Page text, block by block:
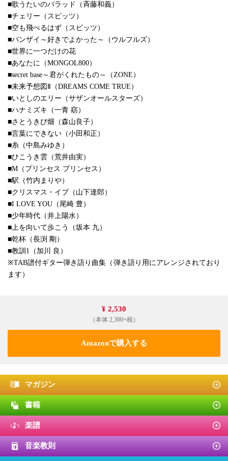
■歌うたいのバラッド（斉藤和義）
■チェリー（スピッツ）
■空も飛べるはず（スピッツ）
■バンザイ～好きでよかった～（ウルフルズ）
■世界に一つだけの花
■あなたに（MONGOL800）
■secret base～君がくれたもの～（ZONE）
■未来予想図Ⅱ（DREAMS COME TRUE）
■いとしのエリー（サザンオールスターズ）
■ハナミズキ（一青 窈）
■さとうきび畑（森山良子）
■言葉にできない（小田和正）
■糸（中島みゆき）
■ひこうき雲（荒井由実）
■M（プリンセス プリンセス）
■駅（竹内まりや）
■クリスマス・イブ（山下達郎）
■I LOVE YOU（尾崎 豊）
■少年時代（井上陽水）
■上を向いて歩こう（坂本 九）
■乾杯（長渕 剛）
■教訓1（加川 良）
※TAB譜付ギター弾き語り曲集（弾き語り用にアレンジされており
ます）
¥ 2,530
（本体 2,300+税）
Amazonで購入する
マガジン
書籍
楽譜
音楽教則